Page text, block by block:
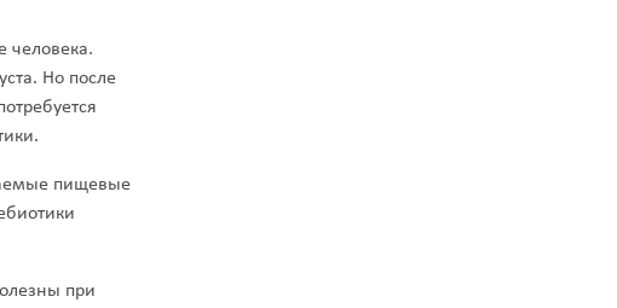
человека.
Но после
пищевые
при